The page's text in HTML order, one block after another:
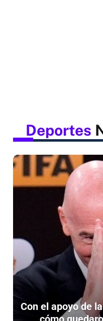
Deportes
Con el apoyo de